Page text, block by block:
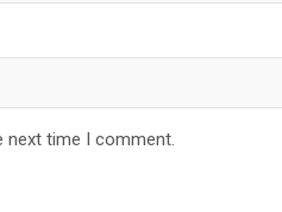
next time I comment.